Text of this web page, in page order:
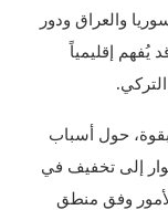
والعراق ودور
يُفهم إقليمياً
حول أسباب
إلى تخفيف في
وفق منطق